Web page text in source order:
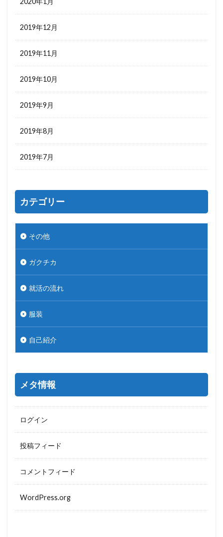
2019年12月
2019年11月
2019年10月
2019年9月
2019年8月
2019年7月
カテゴリー
その他
ガクチカ
就活の流れ
服装
自己紹介
メタ情報
ログイン
投稿フィード
コメントフィード
WordPress.org